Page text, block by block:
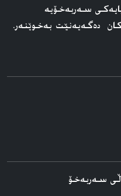
سەربەخۆیە
دەگەیەنێت بەخوێنەر.
سه‌ربه‌خۆ